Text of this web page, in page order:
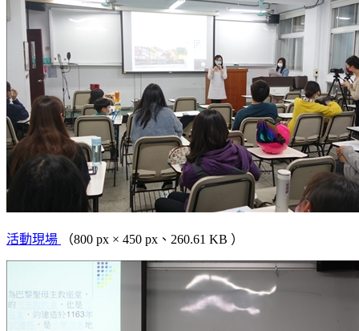
活動現場 （800 px × 450 px、260.61 KB ）